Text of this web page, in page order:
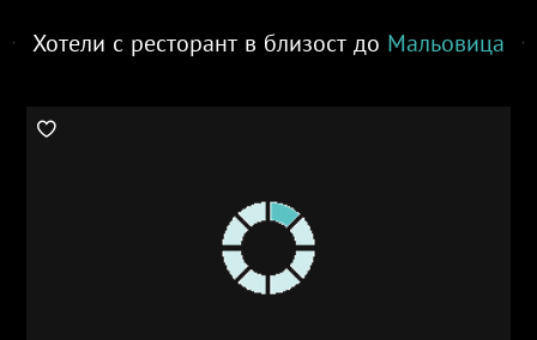
Хотели с ресторант в близост до Мальовица